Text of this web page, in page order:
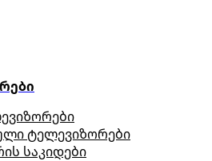
ტელევიზორები
საკიდები